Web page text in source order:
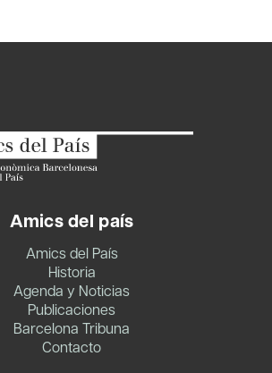
Amics del país
Amics del País
Historia
Agenda y Noticias
Publicaciones
Barcelona Tribuna
Contacto